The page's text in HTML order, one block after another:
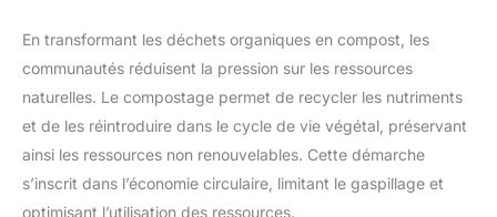
En transformant les déchets organiques en compost, les
communautés réduisent la pression sur les ressources
naturelles. Le compostage permet de recycler les nutriments
et de les réintroduire dans le cycle de vie végétal, préservant
ainsi les ressources non renouvelables. Cette démarche
s’inscrit dans l’économie circulaire, limitant le gaspillage et
optimisant l’utilisation des ressources.